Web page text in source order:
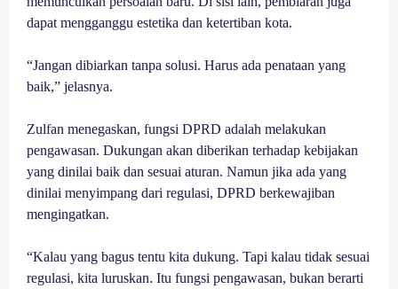
dapat mengganggu estetika dan ketertiban kota.
“Jangan dibiarkan tanpa solusi. Harus ada penataan yang
baik,” jelasnya.
Zulfan menegaskan, fungsi DPRD adalah melakukan
pengawasan. Dukungan akan diberikan terhadap kebijakan
yang dinilai baik dan sesuai aturan. Namun jika ada yang
dinilai menyimpang dari regulasi, DPRD berkewajiban
mengingatkan.
“Kalau yang bagus tentu kita dukung. Tapi kalau tidak sesuai
regulasi, kita luruskan. Itu fungsi pengawasan, bukan berarti